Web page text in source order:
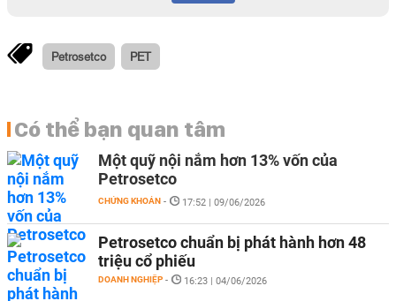
Petrosetco PET
Có thể bạn quan tâm
Một quỹ nội nắm hơn 13% vốn của
Petrosetco
CHỨNG KHOÁN - 17:52 | 09/06/2026
Petrosetco chuẩn bị phát hành hơn 48
triệu cổ phiếu
DOANH NGHIỆP - 16:23 | 04/06/2026